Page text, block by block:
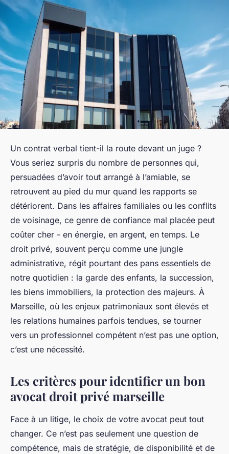
Un contrat verbal tient-il la route devant un juge ?
Vous seriez surpris du nombre de personnes qui,
persuadées d’avoir tout arrangé à l’amiable, se
retrouvent au pied du mur quand les rapports se
détériorent. Dans les affaires familiales ou les conflits
de voisinage, ce genre de confiance mal placée peut
coûter cher - en énergie, en argent, en temps. Le
droit privé, souvent perçu comme une jungle
administrative, régit pourtant des pans essentiels de
notre quotidien : la garde des enfants, la succession,
les biens immobiliers, la protection des majeurs. À
Marseille, où les enjeux patrimoniaux sont élevés et
les relations humaines parfois tendues, se tourner
vers un professionnel compétent n’est pas une option,
c’est une nécessité.
Les critères pour identifier un bon
avocat droit privé marseille
Face à un litige, le choix de votre avocat peut tout
changer. Ce n’est pas seulement une question de
compétence, mais de stratégie, de disponibilité et de